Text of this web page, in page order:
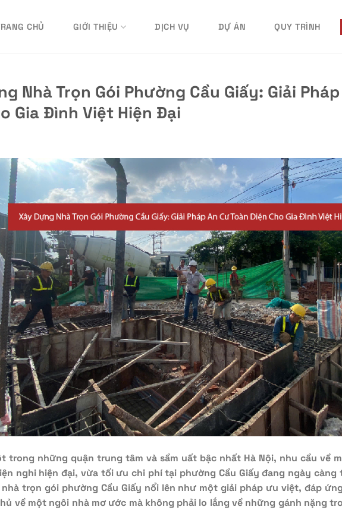
CHỦ GIỚI THIỆU DỊCH VỤ DỰ ÁN QUY TRÌNH
Nhà Trọn Gói Phường Cầu Giấy: Giải
Gia Đình Việt Hiện Đại
trong những quận trung tâm và sầm uất bậc nhất Hà Nội, nhu cầu về
nghi hiện đại, vừa tối ưu chi phí tại phường Cầu Giấy đang ngày càng
trọn gói phường Cầu Giấy nổi lên như một giải pháp ưu việt, đáp
về một ngôi nhà mơ ước mà không phải lo lắng về những gánh nặng